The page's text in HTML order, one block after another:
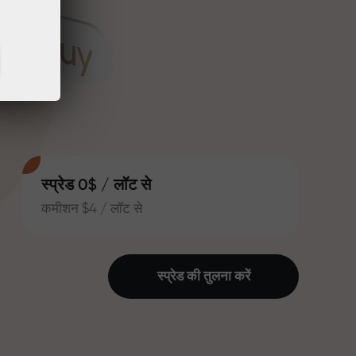
स्प्रेड 0$ / लॉट से
कमीशन $4 / लॉट से
स्प्रेड की तुलना करें